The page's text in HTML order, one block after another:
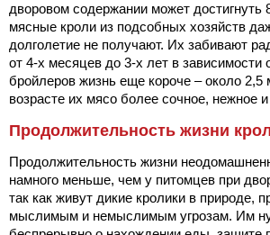
дворовом содержании может
мясные кроли из подсобных хозяйств
долголетие не получают. Их забивают
от 4-х месяцев до 3-х лет в зависимости
бройлеров жизнь еще короче – около 2,5
возрасте их мясо более сочное, нежное
Продолжительность жизни
Продолжительность жизни
намного меньше, чем у питомцев при
так как живут дикие кролики в природе,
мыслимым и немыслимым угрозам. Им